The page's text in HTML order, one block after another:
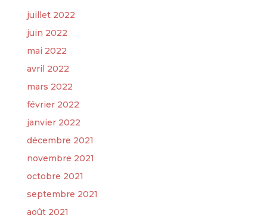
juillet 2022
juin 2022
mai 2022
avril 2022
mars 2022
février 2022
janvier 2022
décembre 2021
novembre 2021
octobre 2021
septembre 2021
août 2021